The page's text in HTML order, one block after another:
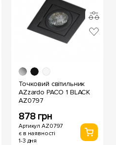
Точковий світильник
AZzardo PACO 1 BLACK
AZ0797
878 грн
Артикул AZ0797
є в наявності
1-3 дня